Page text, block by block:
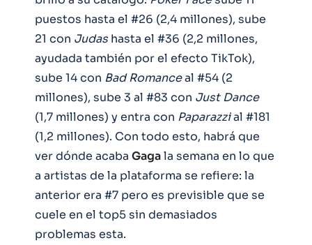
puestos hasta el #26 (2,4 millones), sube
21 con Judashasta el #36 (2,2 millones,
ayudada también por el efecto TikTok),
sube 14 con Bad Romanceal #54 (2
millones), sube 3 al #83 con Just Dance
(1,7 millones) y entra con Paparazzial #181
(1,2 millones). Con todo esto, habrá que
ver dónde acaba Gagala semana en lo que
a artistas de la plataforma se refiere: la
anterior era #7 pero es previsible que se
cuele en el top5 sin demasiados
problemas esta.